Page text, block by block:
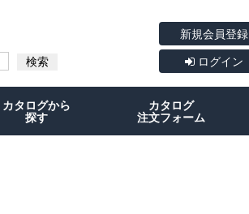
新規会員登録
ログイン
カタログから
探す
カタログ
注文フォーム